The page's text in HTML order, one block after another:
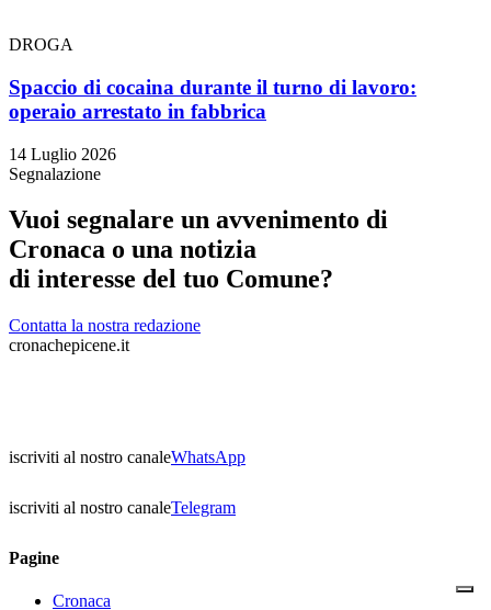
DROGA
Spaccio di cocaina durante il turno di lavoro:
operaio arrestato in fabbrica
14 Luglio 2026
Segnalazione
Vuoi segnalare un avvenimento di
Cronaca o una notizia
di interesse del tuo Comune?
Contatta la nostra redazione
cronachepicene.it
iscriviti al nostro canaleWhatsApp
iscriviti al nostro canaleTelegram
Pagine
Cronaca